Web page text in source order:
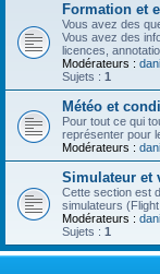
Formation et
Vous avez des
Vous avez des
licences,
Modérateurs :
Sujets : 1
Météo et
Pour tout ce qui
représenter pour
Modérateurs :
Simulateur et
Cette section est
simulateurs
Modérateurs :
Sujets : 1